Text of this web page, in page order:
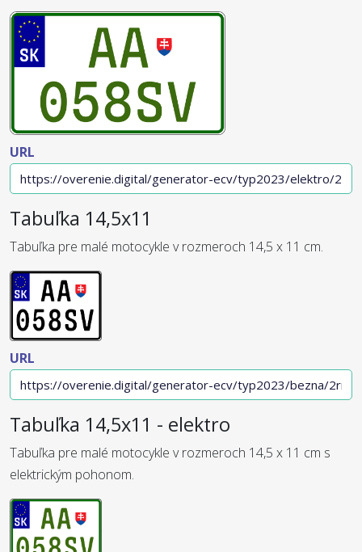
URL
Tabuľka 14,5x11
Tabuľka pre malé motocykle v rozmeroch 14,5 x 11 cm.
URL
Tabuľka 14,5x11 - elektro
Tabuľka pre malé motocykle v rozmeroch 14,5 x 11 cm s
elektrickým pohonom.